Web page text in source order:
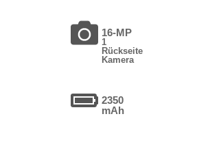
16-MP
1
Rückseite
Kamera
2350
mAh